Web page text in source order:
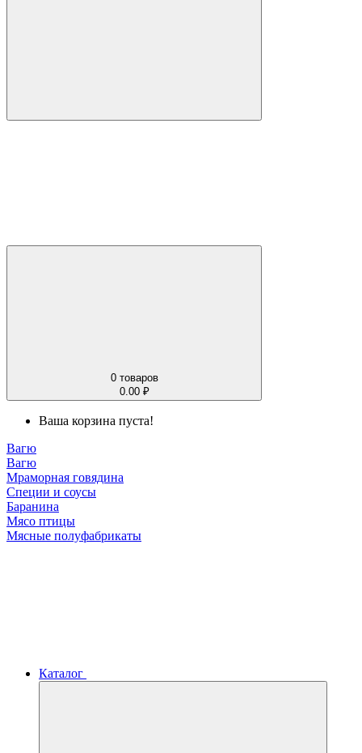
0 товаров
0.00 ₽
Ваша корзина пуста!
Вагю
Вагю
Мраморная говядина
Специи и соусы
Баранина
Мясо птицы
Мясные полуфабрикаты
Каталог